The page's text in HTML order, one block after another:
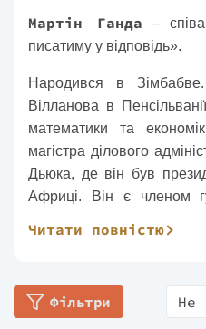
Мартін Ганда –
писатиму у відповідь».
Народився в Зімбабве.
Вілланова в
математики та
магістра ділового
Дьюка, де він був
Африці. Він є членом
Читати повністю
Фільтри Не